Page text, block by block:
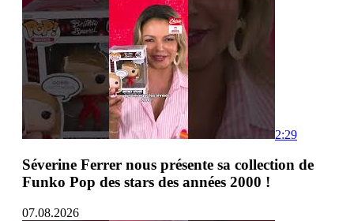
2:29
Séverine Ferrer nous présente sa collection de
Funko Pop des stars des années 2000 !
07.08.2026